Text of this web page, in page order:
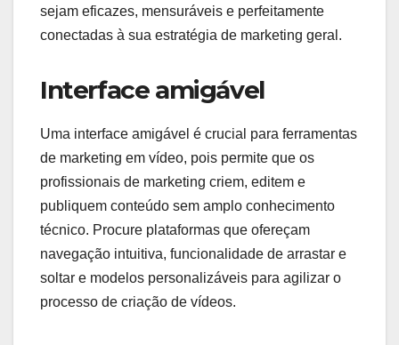
sejam eficazes, mensuráveis e perfeitamente
conectadas à sua estratégia de marketing geral.
Interface amigável
Uma interface amigável é crucial para ferramentas
de marketing em vídeo, pois permite que os
profissionais de marketing criem, editem e
publiquem conteúdo sem amplo conhecimento
técnico. Procure plataformas que ofereçam
navegação intuitiva, funcionalidade de arrastar e
soltar e modelos personalizáveis para agilizar o
processo de criação de vídeos.